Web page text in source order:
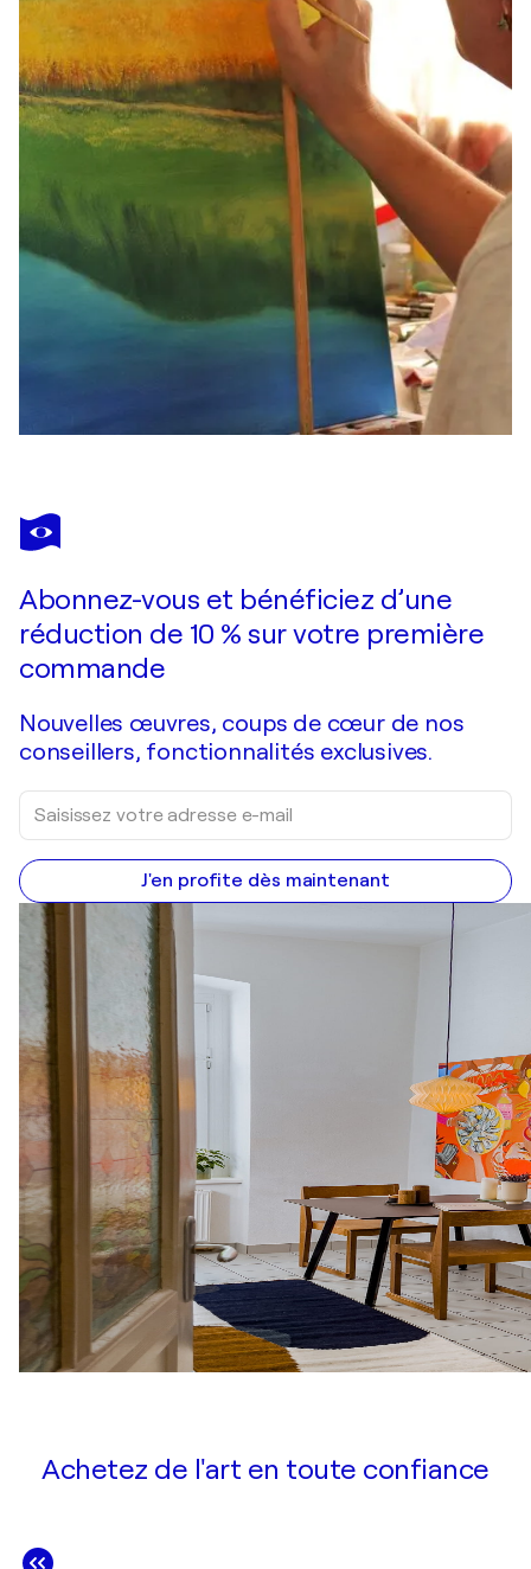
Abonnez-vous et bénéficiez d’une
réduction de 10 % sur votre première
commande
Nouvelles œuvres, coups de cœur de nos
conseillers, fonctionnalités exclusives.
J'en profite dès maintenant
Achetez de l'art en toute confiance